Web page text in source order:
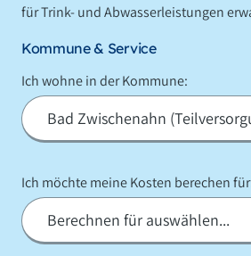
für Trink- und Abwasserleistungen
Kommune & Service
Ich wohne in der Kommune:
Ich möchte meine Kosten berechen